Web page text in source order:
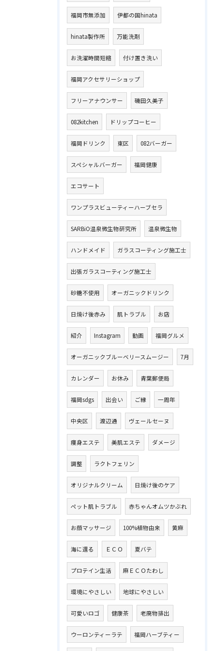
福岡市無添加 伊都の国hinata
hinata製作所 万能洗剤
お洗濯時間短縮 付け置き洗い
福岡アクセサリーショップ
フリーアナウンサー 磯田久美子
082kitchen ドリップコーヒー
福岡ドリンク 東区 082バーガー
スペシャルバーガー 福岡健康
エコサート
ワンプラスビューティーハーブセラ
SARBiO温泉微生物研究所 温泉微生物
ハンドメイド ガラスコーティング施工士
出張ガラスコーティング施工士
砂糖不使用 オーガニックドリンク
日焼け後赤み 肌トラブル お店
紹介 Instagram 動画 福岡グルメ
オーガニックブルーベリースムージー 7月
カレンダー お休み 青葉郵便局
福岡sdgs 出会い ご縁 一周年
中央区 渡辺通 ヴェールセーヌ
痩身エステ 美肌エステ ダメージ
調整 ラクトフェリン
オリジナルクリーム 日焼け後のケア
ペット肌トラブル 赤ちゃんオムツかぶれ
お顔マッサージ 100%植物由来 黄麻
海に還る ＥＣＯ 夏バテ
プロテイン生活 麻ＥＣＯたわし
環境にやさしい 地球にやさしい
可愛いロゴ 健康茶 老廃物排出
ウーロンティーラテ 福岡ハーブティー